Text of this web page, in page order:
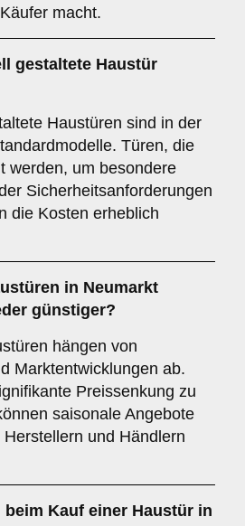
macht.
gestaltete Haustür
Haustüren sind in der
Türen, die
werden, um besondere
Sicherheitsanforderungen
die Kosten erheblich
in Neumarkt
günstiger?
hängen von
Marktentwicklungen ab.
Preissenkung zu
saisonale Angebote
und Händlern
Kauf einer Haustür in